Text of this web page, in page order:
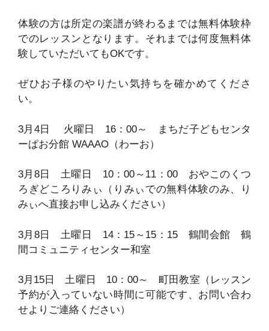
体験の方は所定の楽譜が終わるまでは無料体験枠
でのレッスンとなります。それまでは何度無料体
験していただいてもOKです。
ぜひお子様のやりたい気持ちを確かめてくださ
い。
3月4日 火曜日 16：00～ まちだ子どもセンタ
ーぱお分館 WAAAO（わーお）
3月8日 土曜日 10：00～11：00 おやこのくつ
ろぎどころりみぃ（りみぃでの無料体験のみ、り
みぃへ直接お申し込みください）
3月8日 土曜日 14：15～15：15 鶴間会館 鶴
間コミュニティセンター和室
3月15日 土曜日 10：00～ 町田教室（レッスン
予約が入っていない時間に可能です、お問い合わ
せよりご連絡ください）